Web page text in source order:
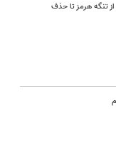
تنگه هرمز تا حذف